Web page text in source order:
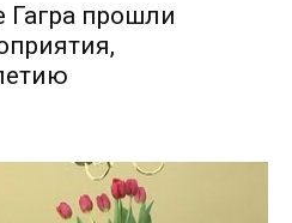
Гагра прошли